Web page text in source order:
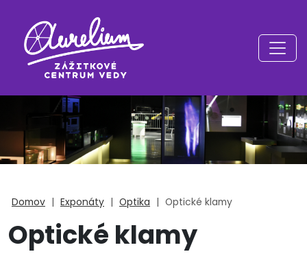
Domov | Exponáty | Optika | Optické klamy
Optické klamy